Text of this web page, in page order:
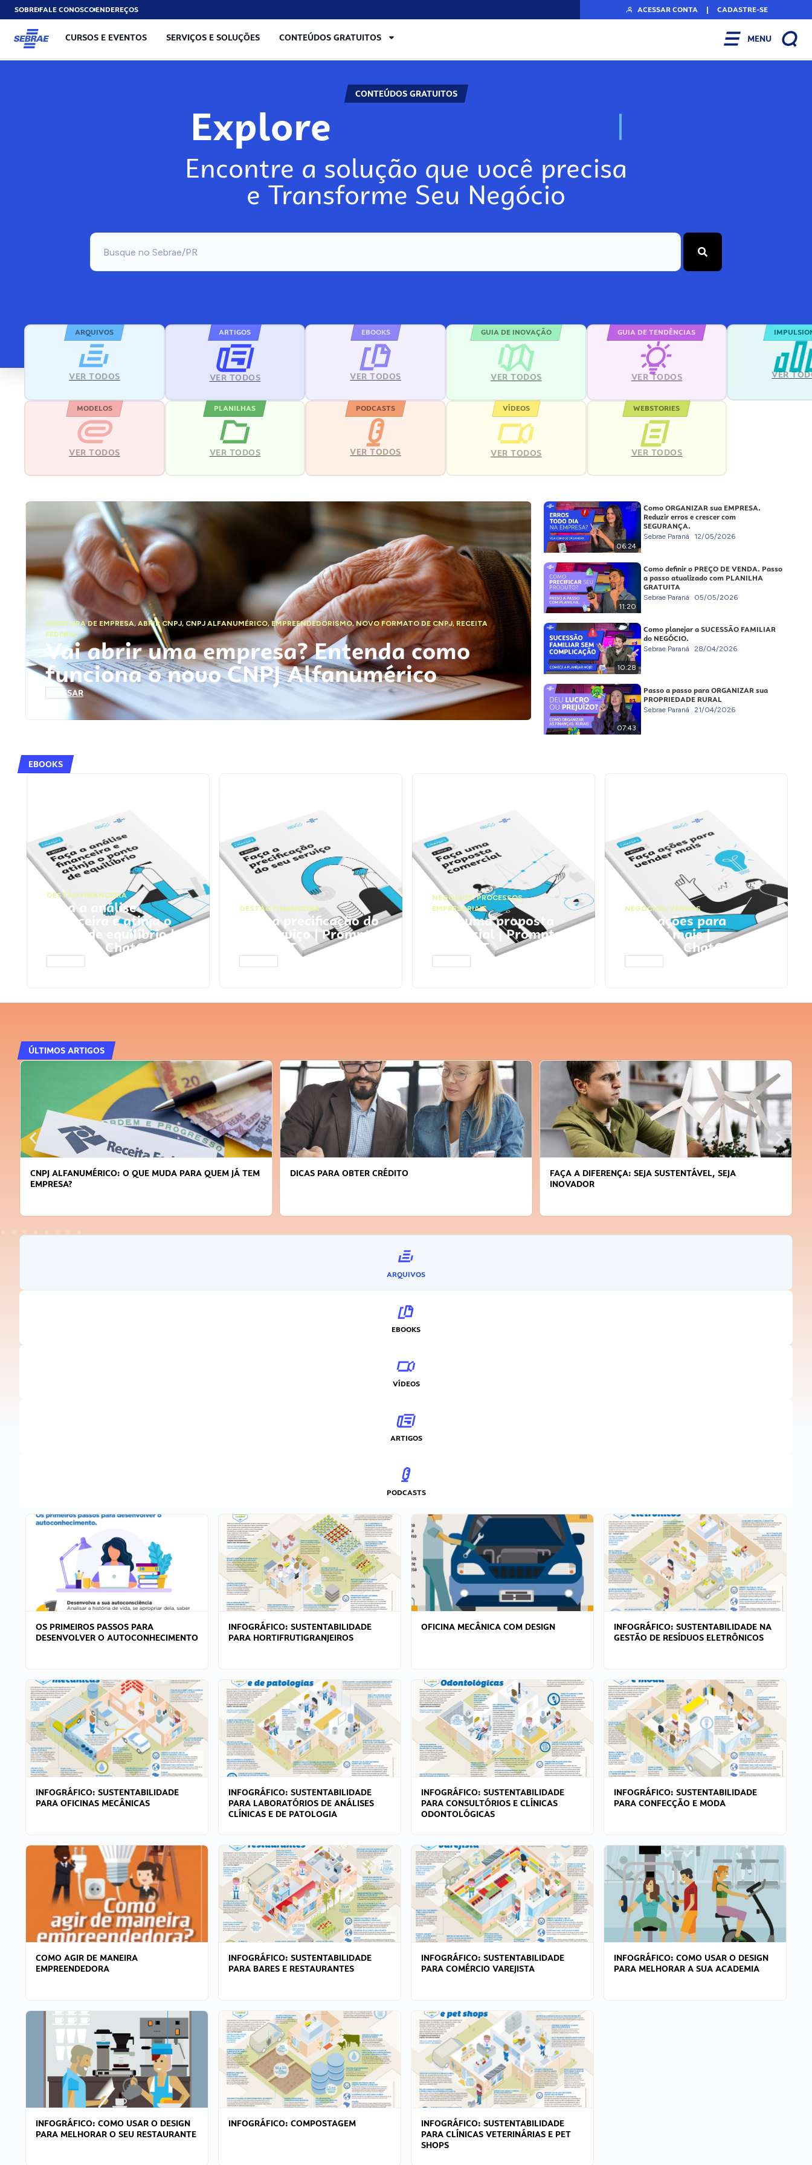
SOBREFALE CONOSCOENDEREÇOS ACESSAR CONTA | CADASTRE-SE
CURSOS E EVENTOS SERVIÇOS E SOLUÇÕES CONTEÚDOS GRATUITOS MENU
CONTEÚDOS GRATUITOS
Explore N
Encontre a solução que você precisa
e Transforme Seu Negócio
ARQUIVOS
VER TODOS
ARTIGOS
VER TODOS
EBOOKS
VER TODOS
GUIA DE INOVAÇÃO
VER TODOS
GUIA DE TENDÊNCIAS
VER TODOS VER
MODELOS
VER TODOS
PLANILHAS
VER TODOS
PODCASTS
VER TODOS
VÍDEOS
VER TODOS
WEBSTORIES
VER TODOS
ABERTURA DE EMPRESA,ABRIR CNPJ, CNPJ ALFANUMÉRICO, EMPREENDEDORISMO,NOVO FORMATO DE CNPJ,RECEITA
FEDERAL
Vai abrir uma empresa? Entenda como
funciona o novo CNPJ Alfanumérico
ACESSAR
06:24
Como ORGANIZAR sua EMPRESA.
Reduzir erros e crescer com
SEGURANÇA.
Sebrae Paraná 12/05/2026
11:20
Como definir o PREÇO DE VENDA. Passo
a passo atualizado com PLANILHA
GRATUITA
Sebrae Paraná 05/05/2026
10:28
Como planejar a SUCESSÃO FAMILIAR
do NEGÓCIO.
Sebrae Paraná 28/04/2026
07:43
Passo a passo para ORGANIZAR sua
PROPRIEDADE RURAL
Sebrae Paraná 21/04/2026
EBOOKS
GESTÃO FINANCEIRA
Faça a análise
financeira e atinja o
ponto de equilíbrio |
Prompts ChatGPT
GESTÃO FINANCEIRA
Faça a precificação do
seu serviço | Prompts
ChatGPT
NEGÓCIOS,PROCESSOS
EMPRESARIAIS
Faça uma proposta
comercial | Prompts
ChatGPT
NEGÓCIOS, VENDAS
Faça ações para
vender mais |
Prompts ChatGPT
ÚLTIMOS ARTIGOS
DICAS PARA OBTER CRÉDITO
FAÇA A DIFERENÇA: SEJA SUSTENTÁVEL, SEJA
APRENDA A GERENCIAR O SEU TEMPO
ARQUIVOS
EBOOKS
VÍDEOS
ARTIGOS
PODCASTS
OS PRIMEIROS PASSOS PARA
DESENVOLVER O AUTOCONHECIMENTO
INFOGRÁFICO: SUSTENTABILIDADE
PARA HORTIFRUTIGRANJEIROS
OFICINA MECÂNICA COM DESIGN
INFOGRÁFICO: SUSTENTABILIDADE NA
GESTÃO DE RESÍDUOS ELETRÔNICOS
INFOGRÁFICO: SUSTENTABILIDADE
PARA OFICINAS MECÂNICAS
INFOGRÁFICO: SUSTENTABILIDADE
PARA LABORATÓRIOS DE ANÁLISES
CLÍNICAS E DE PATOLOGIA
INFOGRÁFICO: SUSTENTABILIDADE
PARA CONSULTÓRIOS E CLÍNICAS
ODONTOLÓGICAS
INFOGRÁFICO: SUSTENTABILIDADE
PARA CONFECÇÃO E MODA
COMO AGIR DE MANEIRA
EMPREENDEDORA
INFOGRÁFICO: SUSTENTABILIDADE
PARA BARES E RESTAURANTES
INFOGRÁFICO: SUSTENTABILIDADE
PARA COMÉRCIO VAREJISTA
INFOGRÁFICO: COMO USAR O DESIGN
PARA MELHORAR A SUA ACADEMIA
INFOGRÁFICO: COMO USAR O DESIGN
PARA MELHORAR O SEU RESTAURANTE
INFOGRÁFICO: COMPOSTAGEM
INFOGRÁFICO: SUSTENTABILIDADE
PARA CLÍNICAS VETERINÁRIAS E PET
SHOPS